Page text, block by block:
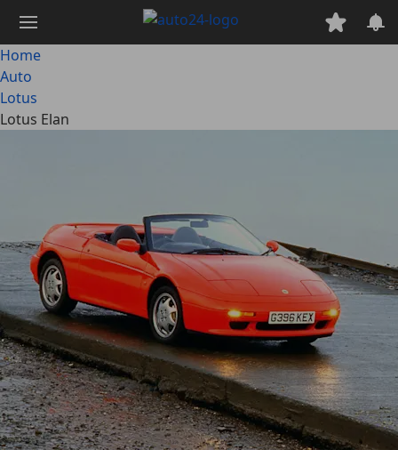
contenuto
principale
Home
Auto
Lotus
Lotus Elan